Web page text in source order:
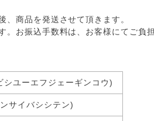
商品を発送させて頂きます。
お振込手数料は、お客様にてご負
ユーエフジェーギンコウ)
サイバシシテン)